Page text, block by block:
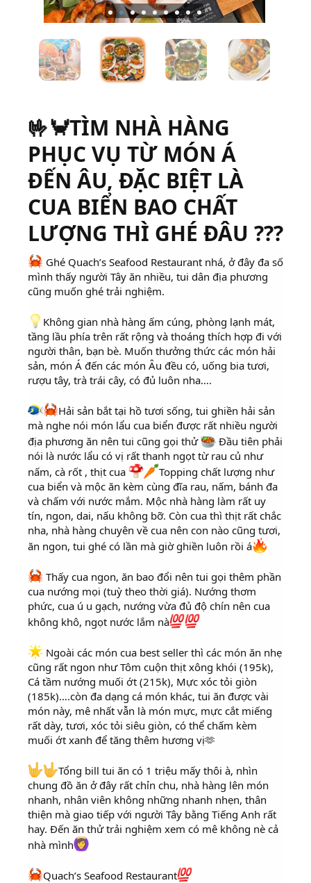
🤟🦀TÌM NHÀ HÀNG
PHỤC VỤ TỪ MÓN Á
ĐẾN ÂU, ĐẶC BIỆT LÀ
CUA BIỂN BAO CHẤT
LƯỢNG THÌ GHÉ ĐÂU ???
Ghé Quach’s Seafood Restaurant nhá, ở đây đa số
mình thấy người Tây ăn nhiều, tui dân địa phương
cũng muốn ghé trải nghiệm.
Không gian nhà hàng ấm cúng, phòng lạnh mát,
tầng lầu phía trên rất rộng và thoáng thích hợp đi với
người thân, bạn bè. Muốn thưởng thức các món hải
sản, món Á đến các món Âu đều có, uống bia tươi,
rượu tây, trà trái cây, có đủ luôn nha….
Hải sản bắt tại hồ tươi sống, tui ghiền hải sản
mà nghe nói món lẩu cua biển được rất nhiều người
địa phương ăn nên tui cũng gọi thử
Đầu tiên phải
nói là nước lẩu có vị rất thanh ngọt từ rau củ như
nấm, cà rốt , thịt cua
Topping chất lượng như
cua biển và mộc ăn kèm cùng đĩa rau, nấm, bánh đa
và chấm với nước mắm. Mộc nhà hàng làm rất uy
tín, ngon, dai, nấu không bỡ. Còn cua thì thịt rất chắc
nha, nhà hàng chuyên về cua nên con nào cũng tươi,
ăn ngon, tui ghé có lần mà giờ ghiền luôn rồi á
Thấy cua ngon, ăn bao đổi nên tui gọi thêm phần
cua nướng mọi (tuỳ theo thời giá). Nướng thơm
phức, cua ú u gạch, nướng vừa đủ độ chín nên cua
không khô, ngọt nước lắm nà
Ngoài các món cua best seller thì các món ăn nhẹ
cũng rất ngon như Tôm cuộn thịt xông khói (195k),
Cá tầm nướng muối ớt (215k), Mực xóc tỏi giòn
(185k)….còn đa dạng cá món khác, tui ăn được vài
món này, mê nhất vẫn là món mực, mực cắt miếng
rất dày, tươi, xóc tỏi siêu giòn, có thể chấm kèm
muối ớt xanh để tăng thêm hương vị🫶
Tổng bill tui ăn có 1 triệu mấy thôi à, nhìn
chung đồ ăn ở đây rất chỉn chu, nhà hàng lên món
nhanh, nhân viên không những nhanh nhẹn, thân
thiện mà giao tiếp với người Tây bằng Tiếng Anh rất
hay. Đến ăn thử trải nghiệm xem có mê không nè cả
nhà mình
Quach’s Seafood Restaurant